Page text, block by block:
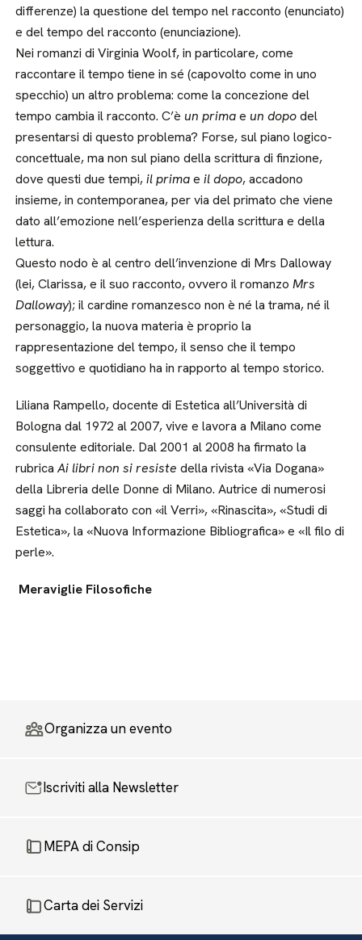
differenze) la questione del tempo nel racconto (enunciato)
e del tempo del racconto (enunciazione).
Nei romanzi di Virginia Woolf, in particolare, come
raccontare il tempo tiene in sé (capovolto come in uno
specchio) un altro problema: come la concezione del
tempo cambia il racconto. C’èun primaeun dopodel
presentarsi di questo problema? Forse, sul piano logico-
concettuale, ma non sul piano della scrittura di finzione,
dove questi due tempi,il primaeil dopo, accadono
insieme, in contemporanea, per via del primato che viene
dato all’emozione nell’esperienza della scrittura e della
lettura.
Questo nodo è al centro dell’invenzione di Mrs Dalloway
(lei, Clarissa, e il suo racconto, ovvero il romanzoMrs
Dalloway); il cardine romanzesco non è né la trama, né il
personaggio, la nuova materia è proprio la
rappresentazione del tempo, il senso che il tempo
soggettivo e quotidiano ha in rapporto al tempo storico.
Liliana Rampello, docente di Estetica all’Università di
Bologna dal 1972 al 2007, vive e lavora a Milano come
consulente editoriale. Dal 2001 al 2008 ha firmato la
rubricaAi libri non si resiste della rivista «Via Dogana»
della Libreria delle Donne di Milano. Autrice di numerosi
saggi ha collaborato con «il Verri», «Rinascita», «Studi di
Estetica», la «Nuova Informazione Bibliografica» e «Il filo di
perle».
Meraviglie Filosofiche
Organizza un evento
Iscriviti alla Newsletter
MEPA di Consip
Carta dei Servizi